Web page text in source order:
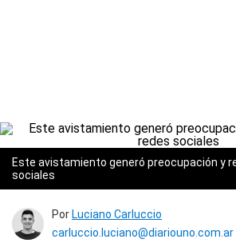
Este avistamiento generó preocupación y
sociales
Por Luciano Carluccio
carluccio.luciano@diariouno.com.ar